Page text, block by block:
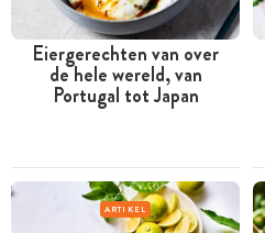
Eiergerechten van over
de hele wereld, van
Portugal tot Japan
ARTIKEL